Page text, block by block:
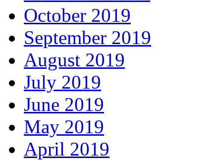
October 2019
September 2019
August 2019
July 2019
June 2019
May 2019
April 2019